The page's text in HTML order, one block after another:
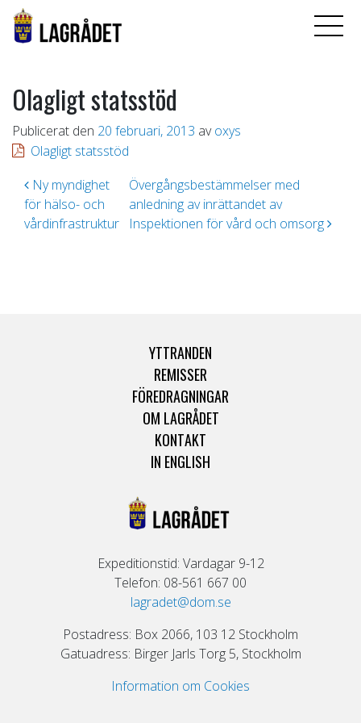
Olagligt statsstöd
Publicerat den 20 februari, 2013 av oxys
Olagligt statsstöd
Inläggsnavigering
Ny myndighet
för hälso- och
vårdinfrastruktur
Övergångsbestämmelser med
anledning av inrättandet av
Inspektionen för vård och omsorg
YTTRANDEN
REMISSER
FÖREDRAGNINGAR
OM LAGRÅDET
KONTAKT
IN ENGLISH
Expeditionstid: Vardagar 9-12
Telefon: 08-561 667 00
lagradet@dom.se
Postadress: Box 2066, 103 12 Stockholm
Gatuadress: Birger Jarls Torg 5, Stockholm
Information om Cookies